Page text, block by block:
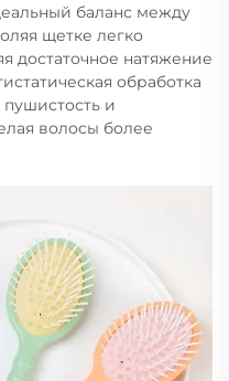
баланс между
щетке легко
достаточное натяжение
обработка
и
волосы более